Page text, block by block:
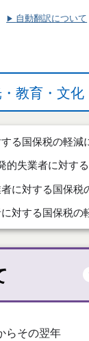
自動翻訳について
教育・文化
る国保税の軽減
的失業者に対す
に対する国保税
対する国保税の
らその翌年